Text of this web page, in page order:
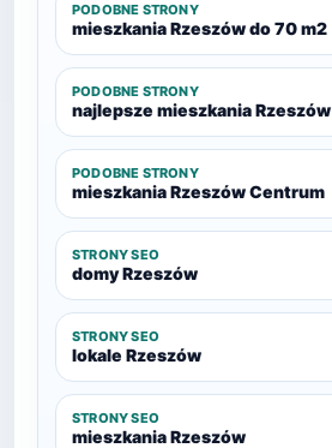
PODOBNE STRONY
mieszkania Rzeszów do 70 m2
PODOBNE STRONY
najlepsze mieszkania Rzeszów
PODOBNE STRONY
mieszkania Rzeszów Centrum
STRONY SEO
domy Rzeszów
STRONY SEO
lokale Rzeszów
STRONY SEO
mieszkania Rzeszów